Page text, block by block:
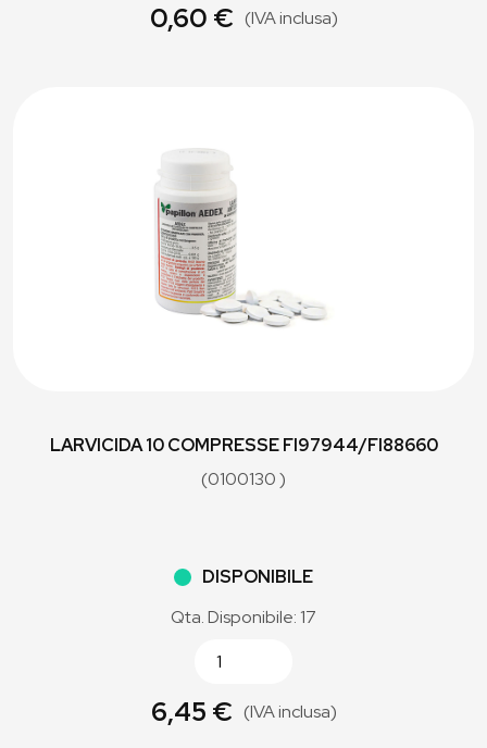
0,60 € (IVA inclusa)
LARVICIDA 10 COMPRESSE FI97944/FI88660
(0100130 )
DISPONIBILE
Qta. Disponibile: 17
6,45 € (IVA inclusa)